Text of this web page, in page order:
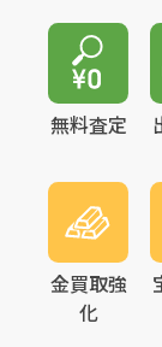
最短
し
無料査定
金買取強
化